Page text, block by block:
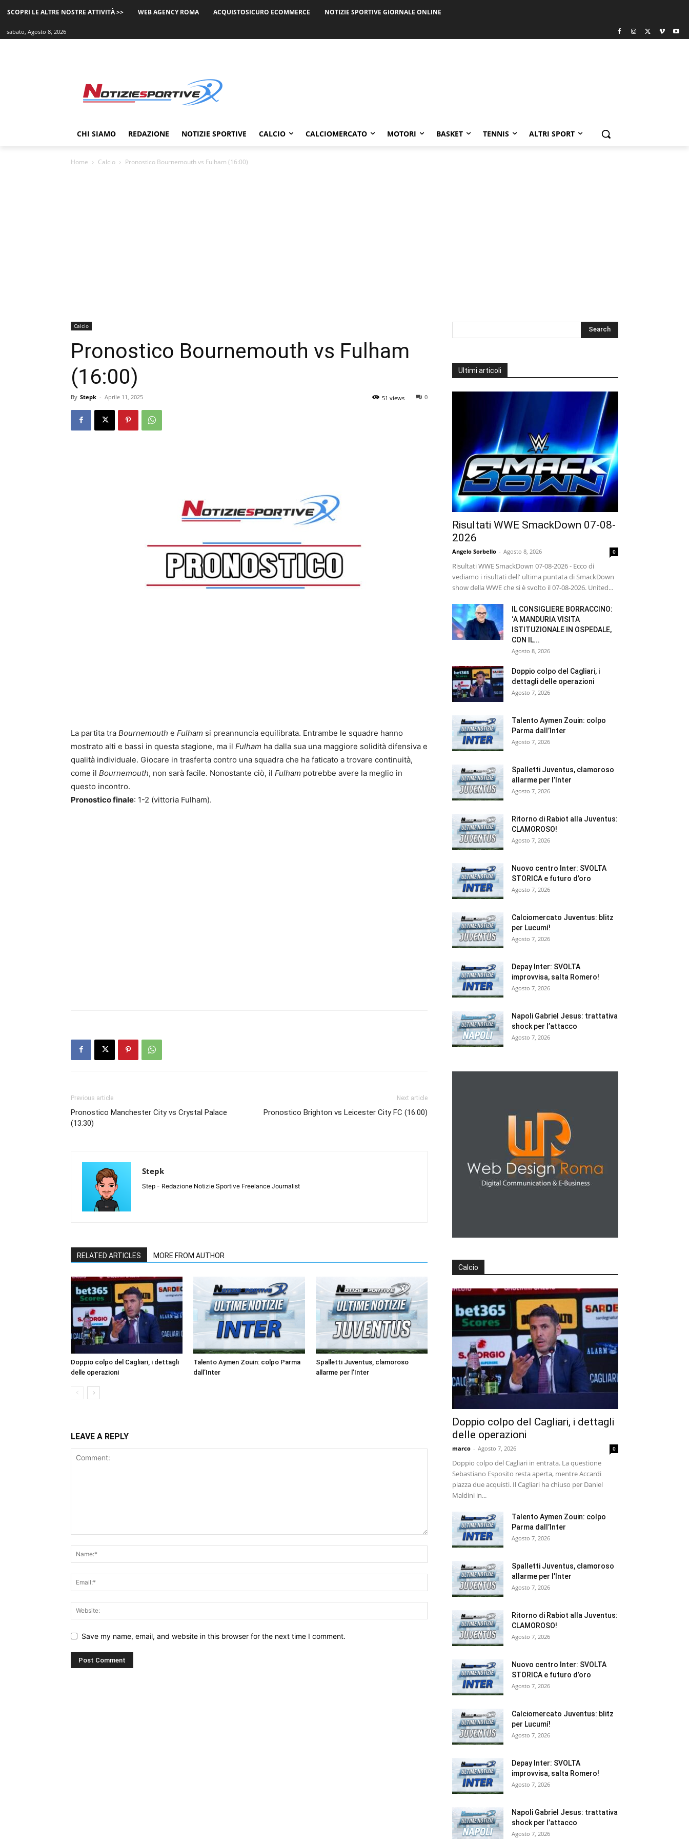
SCOPRI LE ALTRE NOSTRE ATTIVITÀ >> WEB AGENCY ROMA ACQUISTOSICURO ECOMMERCE NOTIZIE SPORTIVE GIORNALE ONLINE
sabato, Agosto 8, 2026
CHI SIAMO REDAZIONE NOTIZIE SPORTIVE CALCIO CALCIOMERCATO MOTORI BASKET TENNIS ALTRI SPORT
Home Calcio Pronostico Bournemouth vs Fulham (16:00)
Calcio
Pronostico Bournemouth vs Fulham
(16:00)
By Stepk - Aprile 11, 2025 0
51 views
La partita tra Bournemouth e Fulham si preannuncia equilibrata. Entrambe le squadre hanno
mostrato alti e bassi in questa stagione, ma il Fulham ha dalla sua una maggiore solidità difensiva e
qualità individuale. Giocare in trasferta contro una squadra che ha faticato a trovare continuità,
come il Bournemouth, non sarà facile. Nonostante ciò, il Fulham potrebbe avere la meglio in
questo incontro.
Pronostico finale: 1-2 (vittoria Fulham).
Previous article
Pronostico Manchester City vs Crystal Palace
(13:30)
Next article
Pronostico Brighton vs Leicester City FC (16:00)
Stepk
Step - Redazione Notizie Sportive Freelance Journalist
RELATED ARTICLES MORE FROM AUTHOR
Doppio colpo del Cagliari, i dettagli
delle operazioni
Talento Aymen Zouin: colpo Parma
dall’Inter
Spalletti Juventus, clamoroso
allarme per l’Inter
LEAVE A REPLY
Save my name, email, and website in this browser for the next time I comment.
Ultimi articoli
Risultati WWE SmackDown 07-08-
2026
Angelo Sorbello - Agosto 8, 2026 0
Risultati WWE SmackDown 07-08-2026 - Ecco di
vediamo i risultati dell' ultima puntata di SmackDown
show della WWE che si è svolto il 07-08-2026. United...
IL CONSIGLIERE BORRACCINO:
‘A MANDURIA VISITA
ISTITUZIONALE IN OSPEDALE,
CON IL...
Agosto 8, 2026
Doppio colpo del Cagliari, i
dettagli delle operazioni
Agosto 7, 2026
Talento Aymen Zouin: colpo
Parma dall’Inter
Agosto 7, 2026
Spalletti Juventus, clamoroso
allarme per l’Inter
Agosto 7, 2026
Ritorno di Rabiot alla Juventus:
CLAMOROSO!
Agosto 7, 2026
Nuovo centro Inter: SVOLTA
STORICA e futuro d’oro
Agosto 7, 2026
Calciomercato Juventus: blitz
per Lucumí!
Agosto 7, 2026
Depay Inter: SVOLTA
improvvisa, salta Romero!
Agosto 7, 2026
Napoli Gabriel Jesus: trattativa
shock per l’attacco
Agosto 7, 2026
Calcio
Doppio colpo del Cagliari, i dettagli
delle operazioni
marco - Agosto 7, 2026 0
Doppio colpo del Cagliari in entrata. La questione
Sebastiano Esposito resta aperta, mentre Accardi
piazza due acquisti. Il Cagliari ha chiuso per Daniel
Maldini in...
Talento Aymen Zouin: colpo
Parma dall’Inter
Agosto 7, 2026
Spalletti Juventus, clamoroso
allarme per l’Inter
Agosto 7, 2026
Ritorno di Rabiot alla Juventus:
CLAMOROSO!
Agosto 7, 2026
Nuovo centro Inter: SVOLTA
STORICA e futuro d’oro
Agosto 7, 2026
Calciomercato Juventus: blitz
per Lucumí!
Agosto 7, 2026
Depay Inter: SVOLTA
improvvisa, salta Romero!
Agosto 7, 2026
Napoli Gabriel Jesus: trattativa
shock per l’attacco
Agosto 7, 2026